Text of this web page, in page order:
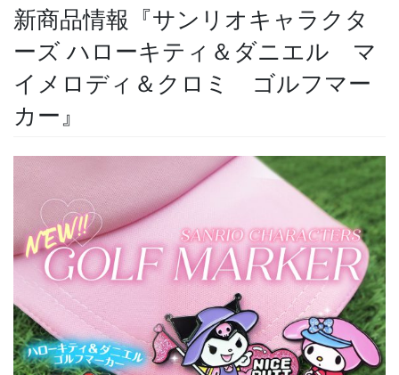
新商品情報『サンリオキャラクタ
ーズ ハローキティ＆ダニエル マ
イメロディ＆クロミ ゴルフマー
カー』